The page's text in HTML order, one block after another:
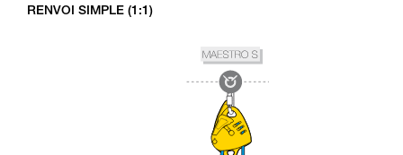
RENVOI SIMPLE (1:1)